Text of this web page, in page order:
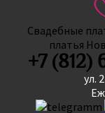
Свадебные
платья
+7 (812)
ул.